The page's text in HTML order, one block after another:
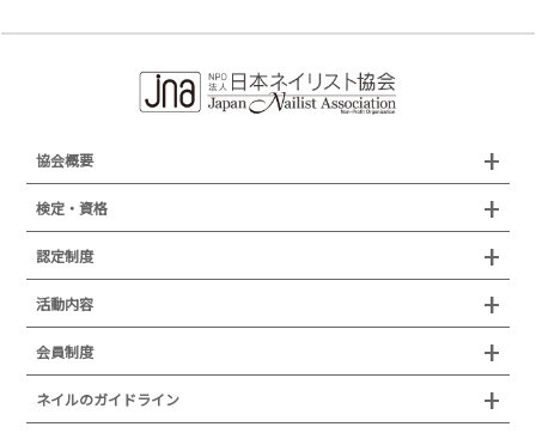
協会概要
組織概要
所在地
プレスリリース
叙勲・褒章・受賞・表彰
通常総会について
検定・資格
検定試験
JNAフットケア理論検定試験
ネイリスト技能検定試験（JNEC主催）
JNAネイリスト技能検定国際試験
認定制度
認定制度
認定校
活動内容
ネイルエキスポ
セミナー
セミナー
JNAスーパーライブ
ネイルトレンド
ネイルトレンド
会員制度
会員制度
ネイルのガイドライン